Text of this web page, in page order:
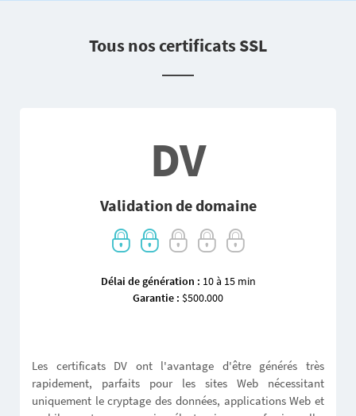
Tous nos certificats SSL
DV
Validation de domaine
Délai de génération : 10 à 15 min
Garantie : $500.000
Les certificats DV ont l'avantage d'être générés très
rapidement, parfaits pour les sites Web nécessitant
uniquement le cryptage des données, applications Web et